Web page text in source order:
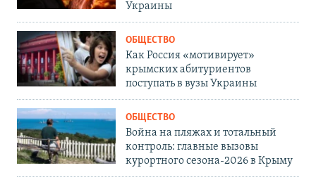
Украины
ОБЩЕСТВО
Как Россия «мотивирует»
крымских абитуриентов
поступать в вузы Украины
ОБЩЕСТВО
Война на пляжах и тотальный
контроль: главные вызовы
курортного сезона-2026 в Крыму